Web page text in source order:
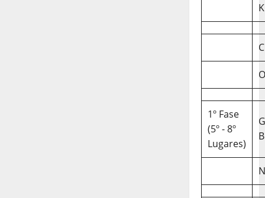
1º Fase
(5º - 8º
Lugares)
B